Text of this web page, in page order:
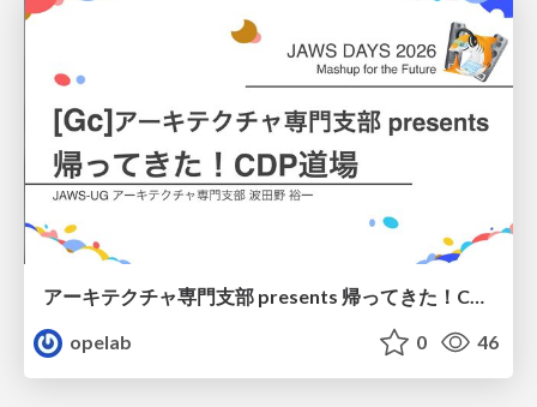
アーキテクチャ専門支部 presents 帰ってきた！CDP道場 (解説編)/ 20260307-jaws-days-architecture-dojo-secure
opelab
0 46